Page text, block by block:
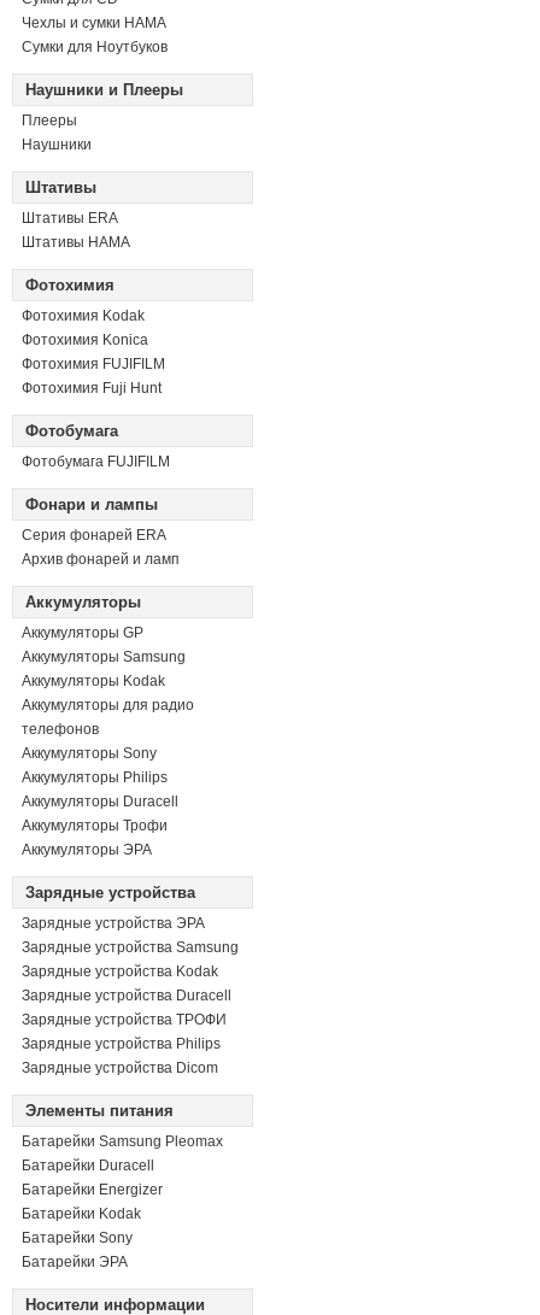
Чехлы и сумки HAMA
Сумки для Ноутбуков
Наушники и Плееры
Плееры
Наушники
Штативы
Штативы ERA
Штативы HAMA
Фотохимия
Фотохимия Kodak
Фотохимия Konica
Фотохимия FUJIFILM
Фотохимия Fuji Hunt
Фотобумага
Фотобумага FUJIFILM
Фонари и лампы
Серия фонарей ERA
Архив фонарей и ламп
Аккумуляторы
Аккумуляторы GP
Аккумуляторы Samsung
Аккумуляторы Kodak
Аккумуляторы для радио
телефонов
Аккумуляторы Sony
Аккумуляторы Philips
Аккумуляторы Duracell
Аккумуляторы Трофи
Аккумуляторы ЭРА
Зарядные устройства
Зарядные устройства ЭРА
Зарядные устройства Samsung
Зарядные устройства Kodak
Зарядные устройства Duracell
Зарядные устройства ТРОФИ
Зарядные устройства Philips
Зарядные устройства Dicom
Элементы питания
Батарейки Samsung Pleomax
Батарейки Duracell
Батарейки Energizer
Батарейки Kodak
Батарейки Sony
Батарейки ЭРА
Носители информации